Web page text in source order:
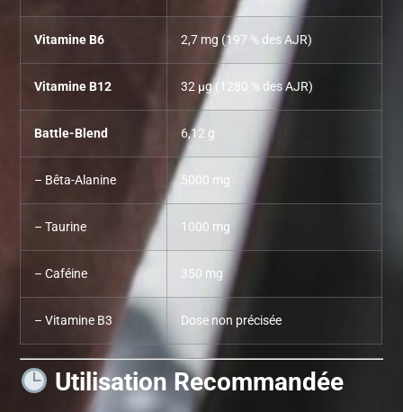
Vitamine B6 2,7 mg (197 % des AJR)
Vitamine B12 32 µg (1280 % des AJR)
Battle-Blend 6,12 g
– Bêta-Alanine 5000 mg
– Taurine 1000 mg
– Caféine 350 mg
– Vitamine B3 Dose non précisée
Utilisation Recommandée